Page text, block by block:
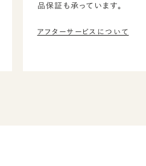
品保証も承っています。
アフターサービスについて